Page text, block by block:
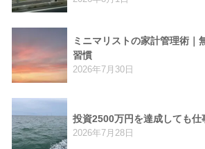
ミニマリストの家計管理術｜
習慣
2026年7月30日
投資2500万円を達成しても仕
2026年7月28日